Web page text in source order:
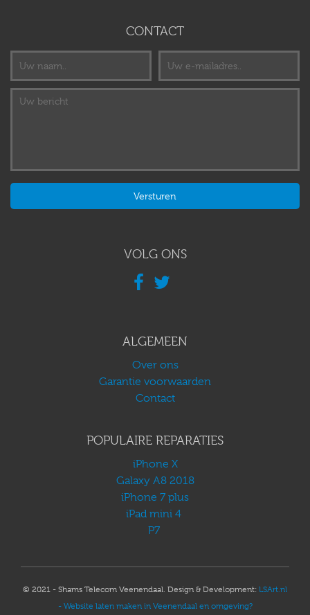
CONTACT
VOLG ONS
ALGEMEEN
Over ons
Garantie voorwaarden
Contact
POPULAIRE REPARATIES
iPhone X
Galaxy A8 2018
iPhone 7 plus
iPad mini 4
P7
© 2021 - Shams Telecom Veenendaal. Design & Development: LSArt.nl
- Website laten maken in Veenendaal en omgeving?